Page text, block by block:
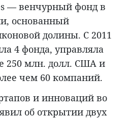
— венчурный фонд в
основанный
долины. С 2011
4 фонда, управляла
250 млн. долл. США и
чем 60 компаний.
и инноваций во
об открытии двух